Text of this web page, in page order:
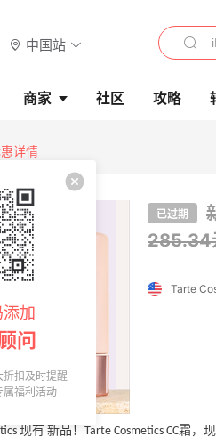
中国站
商家 社区 攻略
详情
已过期
285.34
Tarte
现有 新品！Tarte Cosmetics CC霜，
加
问
扣及时提醒
属福利活动